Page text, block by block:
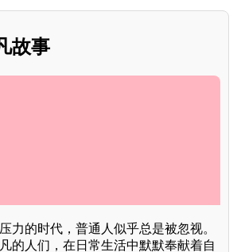
故事
力的时代，普通人似乎总是被忽视。
的人们，在日常生活中默默奉献着自